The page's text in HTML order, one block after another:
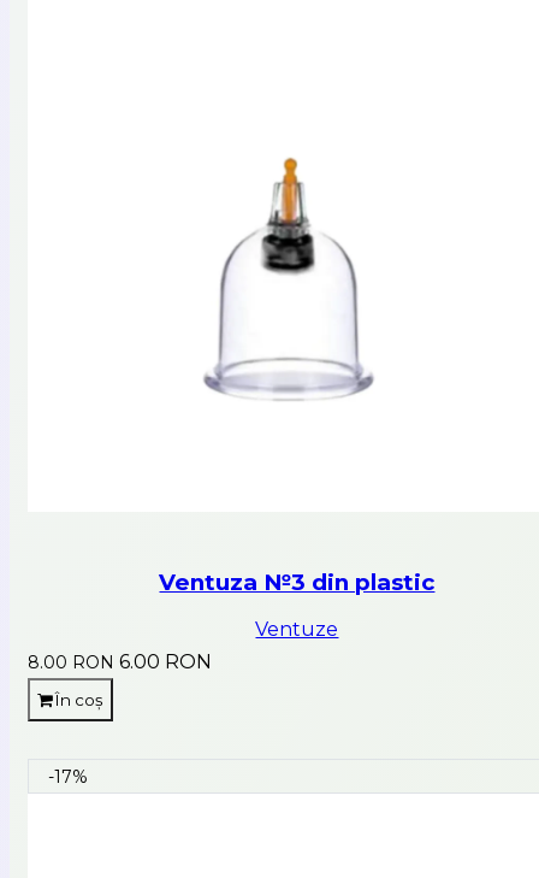
Ventuza №3 din plastic
Ventuze
8.00 RON 6.00 RON
În coș
-17%